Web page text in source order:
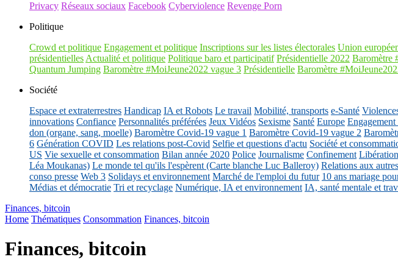
Privacy Réseaux sociaux Facebook Cyberviolence Revenge Porn
Politique
Crowd et politique Engagement et politique Inscriptions sur les listes électorales Union
présidentielles Actualité et politique Politique baro et participatif Présidentielle 2022 Baromètre
Quantum Jumping Baromètre #MoiJeune2022 vague 3 Présidentielle Baromètre
Société
Espace et extraterrestres Handicap IA et Robots Le travail Mobilité, transports e-Santé
innovations Confiance Personnalités préférées Jeux Vidéos Sexisme Santé Europe
don (organe, sang, moelle) Baromètre Covid-19 vague 1 Baromètre Covid-19 vague 2
6 Génération COVID Les relations post-Covid Selfie et questions d'actu Société et
US Vie sexuelle et consommation Bilan année 2020 Police Journalisme Confinement
Léa Moukanas) Le monde tel qu'ils l'espèrent (Carte blanche Luc Balleroy) Relations aux
conso presse Web 3 Solidays et environnement Marché de l'emploi du futur 10 ans mariage
Médias et démocratie Tri et recyclage Numérique, IA et environnement IA, santé mentale et
Finances, bitcoin
Home Thématiques Consommation Finances, bitcoin
Finances, bitcoin